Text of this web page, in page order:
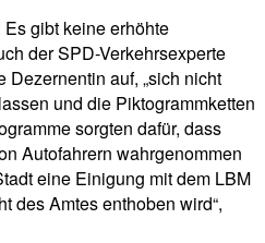
Es gibt keine erhöhte
der SPD-Verkehrsexperte
Dezernentin auf, „sich nicht
und die Piktogrammketten
sorgten dafür, dass
Autofahrern wahrgenommen
eine Einigung mit dem LBM
des Amtes enthoben wird“,